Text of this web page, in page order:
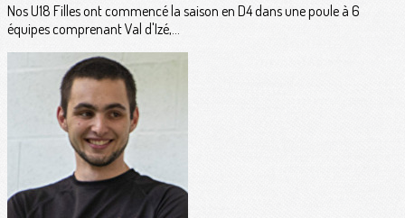
Nos U18 Filles ont commencé la saison en D4 dans une poule à 6
équipes comprenant Val d'Izé,...